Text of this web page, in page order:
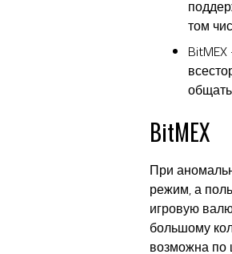
том
BitMEX
При
режим, а
игровую
большому
возможна по